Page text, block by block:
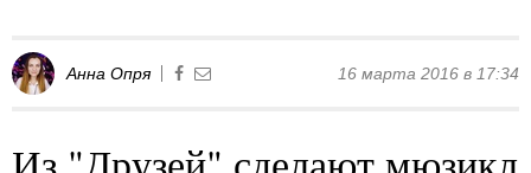
Анна Опря 16 марта 2016 в 17:34